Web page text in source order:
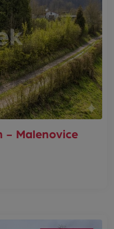
- Malenovice